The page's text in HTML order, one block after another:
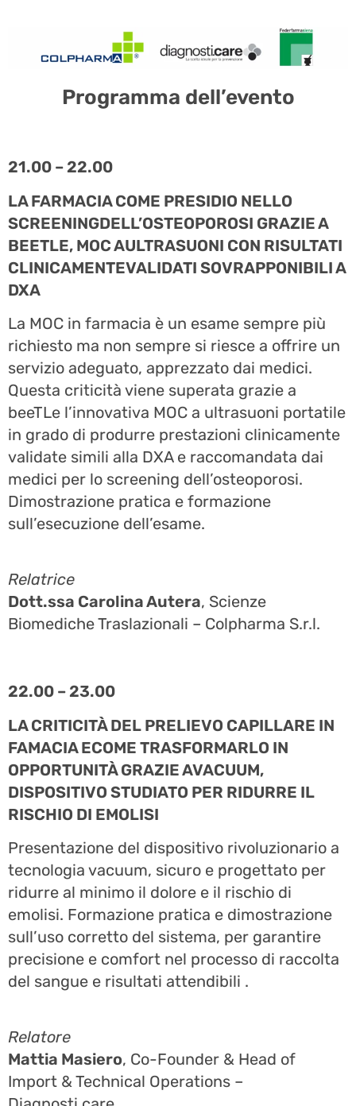
Programma dell’evento
21.00 – 22.00
LA FARMACIA COME PRESIDIO NELLO
SCREENINGDELL’OSTEOPOROSI GRAZIE A
BEETLE, MOC AULTRASUONI CON RISULTATI
CLINICAMENTEVALIDATI SOVRAPPONIBILI A
DXA
La MOC in farmacia è un esame sempre più
richiesto ma non sempre si riesce a offrire un
servizio adeguato, apprezzato dai medici.
Questa criticità viene superata grazie a
beeTLe l’innovativa MOC a ultrasuoni portatile
in grado di produrre prestazioni clinicamente
validate simili alla DXA e raccomandata dai
medici per lo screening dell’osteoporosi.
Dimostrazione pratica e formazione
sull’esecuzione dell’esame.
Relatrice
Dott.ssa Carolina Autera, Scienze
Biomediche Traslazionali – Colpharma S.r.l.
22.00 – 23.00
LA CRITICITÀ DEL PRELIEVO CAPILLARE IN
FAMACIA ECOME TRASFORMARLO IN
OPPORTUNITÀ GRAZIE AVACUUM,
DISPOSITIVO STUDIATO PER RIDURRE IL
RISCHIO DI EMOLISI
Presentazione del dispositivo rivoluzionario a
tecnologia vacuum, sicuro e progettato per
ridurre al minimo il dolore e il rischio di
emolisi. Formazione pratica e dimostrazione
sull’uso corretto del sistema, per garantire
precisione e comfort nel processo di raccolta
del sangue e risultati attendibili .
Relatore
Mattia Masiero, Co-Founder & Head of
Import & Technical Operations –